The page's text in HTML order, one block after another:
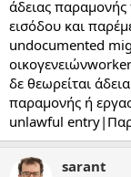
άδειας
εισόδου και
undocumented
δε θεωρείται
παραμονής ή
unlawful
sarant